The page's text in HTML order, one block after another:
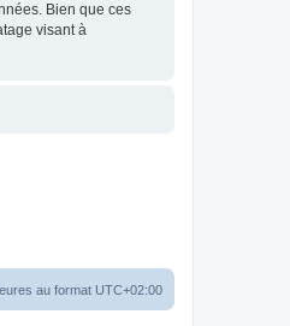
Bien que ces
visant à
au format UTC+02:00